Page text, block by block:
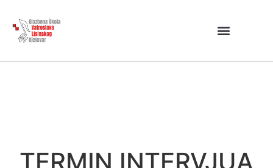
TERMIN INTERVJUA